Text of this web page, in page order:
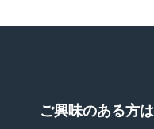
ご興味のある方は